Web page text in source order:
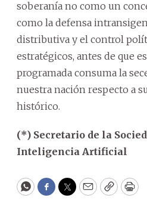
soberanía no como un
como la defensa
distributiva y el control
estratégicos, antes de que
programada consuma la
nuestra nación respecto a
histórico.
(*) Secretario de la
Inteligencia Artificial
WhatsApp
Facebook
Twitter
EmailCopy